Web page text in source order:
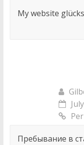
My website
Пребывание в